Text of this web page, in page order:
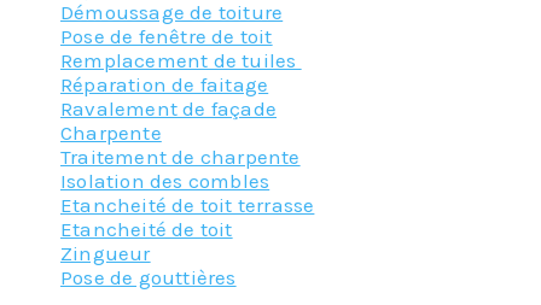
Démoussage de toiture
Pose de fenêtre de toit
Remplacement de tuiles
Réparation de faitage
Ravalement de façade
Charpente
Traitement de charpente
Isolation des combles
Etancheité de toit terrasse
Etancheité de toit
Zingueur
Pose de gouttières